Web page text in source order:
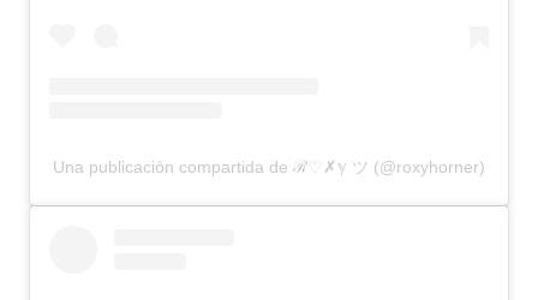
Una publicación compartida de ℛ♡✗ℽ ツ (@roxyhorner)